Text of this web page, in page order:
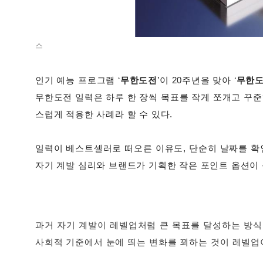
스
인기 예능 프로그램 ‘무한도전’이 20주년을 맞아 ‘무한
무한도전 일력은 하루 한 장씩 목표를 작게 쪼개고 꾸
스럽게 적용한 사례라 할 수 있다.
일력이 베스트셀러로 떠오른 이유도, 단순히 날짜를
자기 계발 심리와 브랜드가 기획한 작은 포인트 옵션
과거 자기 계발이 레벨업처럼 큰 목표를 달성하는 방
사회적 기준에서 눈에 띄는 변화를 꾀하는 것이 레벨